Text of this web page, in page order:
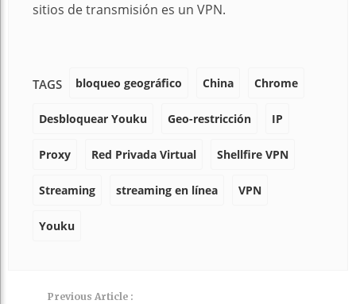
sitios de transmisión es un VPN.
TAGS bloqueo geográfico China Chrome
Desbloquear Youku Geo-restricción IP
Proxy Red Privada Virtual Shellfire VPN
Streaming streaming en línea VPN
Youku
Previous Article :